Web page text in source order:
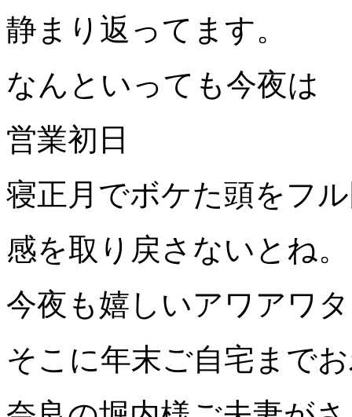
静まり返ってます。
なんといっても今夜は
営業初日
寝正月でボケた頭をフ
感を取り戻さないとね。
今夜も嬉しいアワアワ
そこに年末ご自宅まで